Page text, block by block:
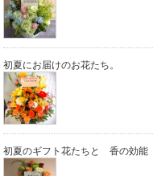
初夏にお届けのお花たち。
初夏のギフト花たちと 香の効能